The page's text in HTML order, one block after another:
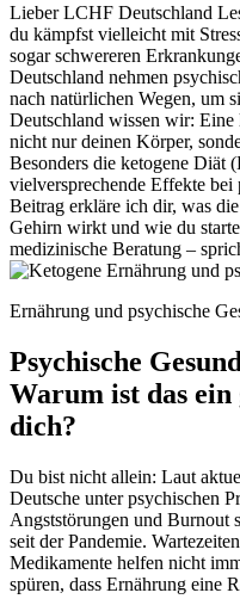
Lieber LCHF Deutschland
du kämpfst vielleicht mit
sogar schwereren
Deutschland nehmen
nach natürlichen Wegen, um
Deutschland wissen wir:
nicht nur deinen Körper,
Besonders die ketogene Diät
vielversprechende Effekte bei
Beitrag erkläre ich dir, was
Gehirn wirkt und wie du
medizinische Beratung –
Ernährung und psychische
Psychische
Warum ist das
dich?
Du bist nicht allein: Laut
Deutsche unter psychischen
Angststörungen und Burnout
seit der Pandemie.
Medikamente helfen nicht
spüren, dass Ernährung eine